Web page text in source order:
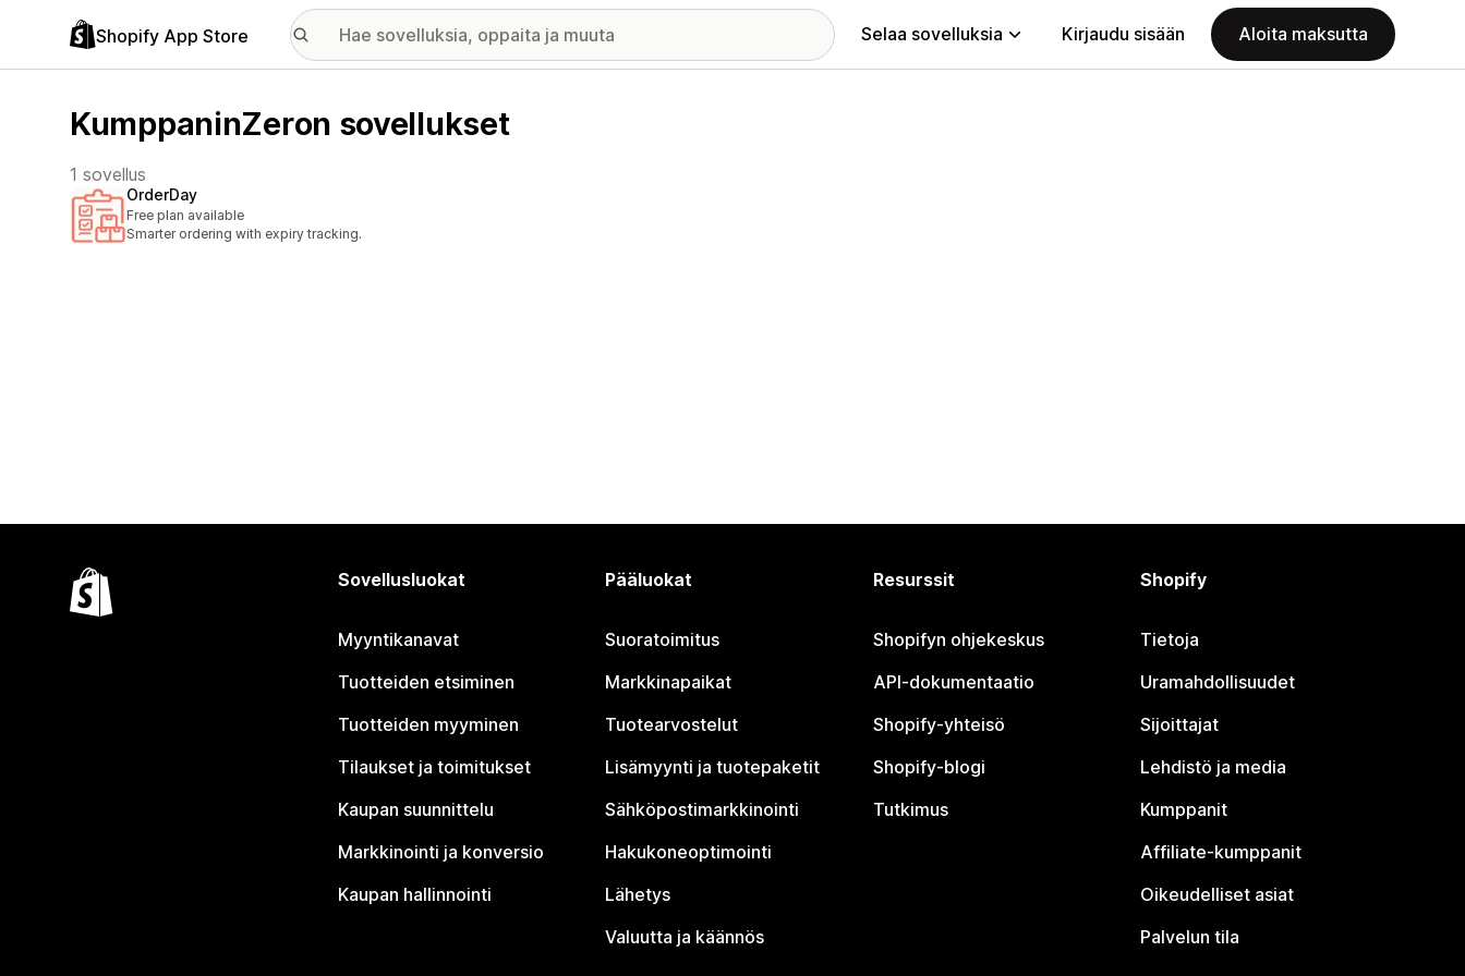
Shopify App Store Selaa sovelluksia Kirjaudu sisään Aloita maksutta
KumppaninZeron sovellukset
1 sovellus
OrderDay
Free plan available
Smarter ordering with expiry tracking.
Sovellusluokat
Myyntikanavat
Tuotteiden etsiminen
Tuotteiden myyminen
Tilaukset ja toimitukset
Kaupan suunnittelu
Markkinointi ja konversio
Kaupan hallinnointi
Pääluokat
Suoratoimitus
Markkinapaikat
Tuotearvostelut
Lisämyynti ja tuotepaketit
Sähköpostimarkkinointi
Hakukoneoptimointi
Lähetys
Valuutta ja käännös
Resurssit
Shopifyn ohjekeskus
API-dokumentaatio
Shopify-yhteisö
Shopify-blogi
Tutkimus
Shopify
Tietoja
Uramahdollisuudet
Sijoittajat
Lehdistö ja media
Kumppanit
Affiliate-kumppanit
Oikeudelliset asiat
Palvelun tila